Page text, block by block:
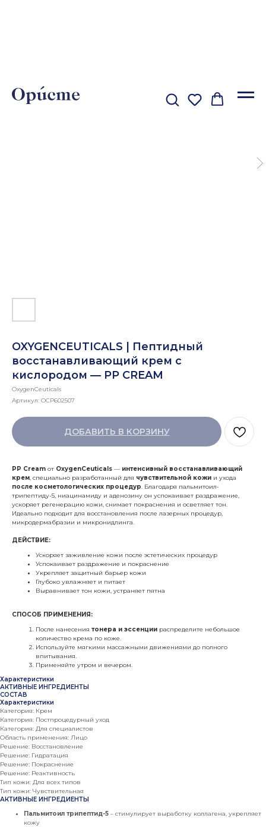
OXYGENCEUTICALS | Пептидный
восстанавливающий крем с
кислородом — PP CREAM
OxygenCeuticals
Артикул: OCP602507
ДОБАВИТЬ В КОРЗИНУ
PP Cream от OxygenCeuticals — интенсивный восстанавливающий
крем, специально разработанный для чувствительной кожи и ухода
после косметологических процедур. Благодаря пальмитоил-
трипептиду-5, ниацинамиду и аденозину он успокаивает раздражение,
ускоряет регенерацию кожи, снимает покраснения и осветляет тон.
Идеально подходит для восстановления после лазерных процедур,
микродермабразии и микронидлинга.
ДЕЙСТВИЕ:
Ускоряет заживление кожи после эстетических процедур
Успокаивает раздражение и покраснение
Укрепляет защитный барьер кожи
Глубоко увлажняет и питает
Выравнивает тон кожи, устраняет пятна
СПОСОБ ПРИМЕНЕНИЯ:
После нанесения тонера и эссенции распределите небольшое
количество крема по коже.
Используйте мягкими массажными движениями до полного
впитывания.
Применяйте утром и вечером.
Характеристики
АКТИВНЫЕ ИНГРЕДИЕНТЫ
СОСТАВ
Характеристики
Категория: Крем
Категория: Постпроцедурный уход
Категория: Для специалистов
Область применения: Лицо
Решение: Восстановление
Решение: Гидратация
Решение: Покраснение
Решение: Реактивность
Тип кожи: Для всех типов
Тип кожи: Чувствительная
АКТИВНЫЕ ИНГРЕДИЕНТЫ
Пальмитоил трипептид-5 – стимулирует выработку коллагена, укрепляет
кожу